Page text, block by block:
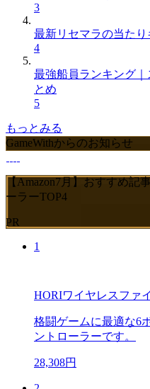
3
最新リセマラの当たり
4
最強船員ランキング
とめ
5
もっとみる
GameWithからのお知らせ
【Amazon7月】おすすめ記
ーラーTOP4
PR
1
HORIワイヤレスファ
格闘ゲームに最適な6
ントローラーです。
28,308円